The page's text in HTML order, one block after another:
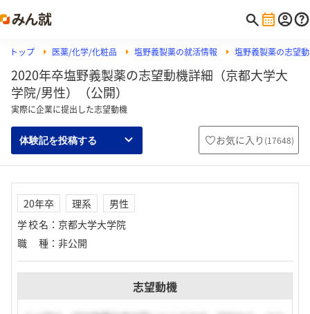
トップ 医薬/化学/化粧品 塩野義製薬の就活情報 塩野義製薬の志望
2020年卒塩野義製薬の志望動機詳細（京都大学大
学院/男性）（公開）
実際に企業に提出した志望動機
体験記を投稿する お気に入り (17648)
20年卒 理系
男性
学校名 ： 京都大学大学院
職種 ： 非公開
志望動機